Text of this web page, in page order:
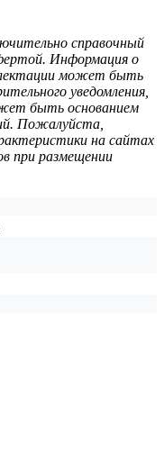
справочный
Информация о
может быть
уведомления,
быть основанием
Пожалуйста,
на сайтах
при размещении